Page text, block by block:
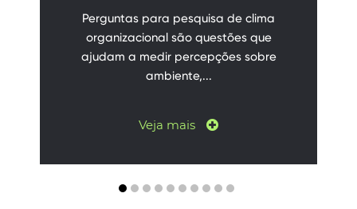
Perguntas para pesquisa de clima
organizacional são questões que
ajudam a medir percepções sobre
ambiente,...
Veja mais